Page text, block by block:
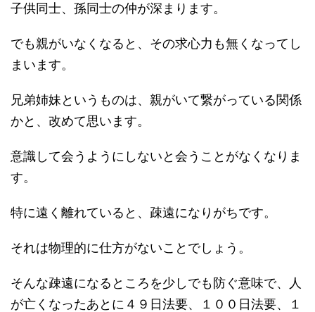
子供同士、孫同士の仲が深まります。
でも親がいなくなると、その求心力も無くなってし
まいます。
兄弟姉妹というものは、親がいて繋がっている関係
かと、改めて思います。
意識して会うようにしないと会うことがなくなりま
す。
特に遠く離れていると、疎遠になりがちです。
それは物理的に仕方がないことでしょう。
そんな疎遠になるところを少しでも防ぐ意味で、人
が亡くなったあとに４９日法要、１００日法要、１